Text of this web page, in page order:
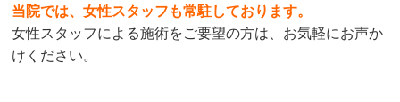
当院では、女性スタッフも常駐しております。
女性スタッフによる施術をご要望の方は、お気軽にお声か
けください。